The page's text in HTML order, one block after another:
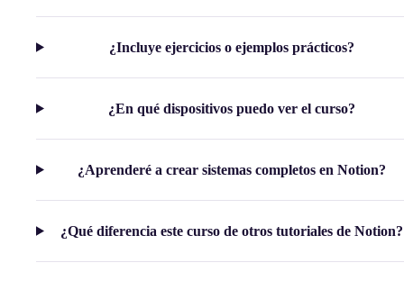
¿Incluye ejercicios o ejemplos prácticos?
¿En qué dispositivos puedo ver el curso?
¿Aprenderé a crear sistemas completos en Notion?
¿Qué diferencia este curso de otros tutoriales de Notion?